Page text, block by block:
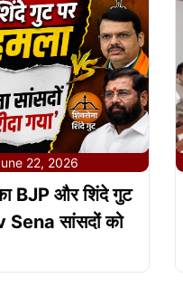
22, 2026
BJP और शिंदे गुट
Sena सांसदों को